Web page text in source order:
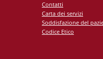
Contatti
Carta dei servizi
Soddisfazione del
Codice Etico